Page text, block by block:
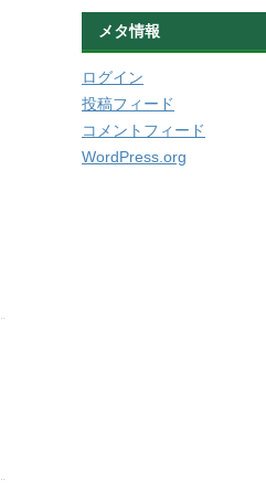
メタ情報
ログイン
投稿フィード
コメントフィード
WordPress.org